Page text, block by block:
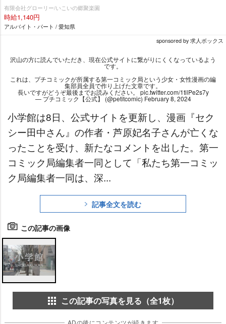
有限会社グローリー/いこいの郷聚楽園
時給1,140円
アルバイト・パート / 愛知県
sponsored by 求人ボックス
沢山の方に読んでいただき、現在公式サイトに繋がりにくくなっているよう
です。
これは、プチコミックが所属する第一コミック局という少女・女性漫画の編
集部員全員で作り上げた文章です。
長いですがどうぞ最後までお読みください。 pic.twitter.com/1tilPe2s7y
— プチコミック【公式】 (@petitcomic) February 8, 2024
小学館は8日、公式サイトを更新し、漫画『セク
シー田中さん』の作者・芦原妃名子さんが亡くな
ったことを受け、新たなコメントを出した。第一
コミック局編集者一同として「私たち第一コミッ
ク局編集者一同は、深...
記事全文を読む
この記事の画像
この記事の写真を見る（全1枚）
ADの後にコンテンツが続きます